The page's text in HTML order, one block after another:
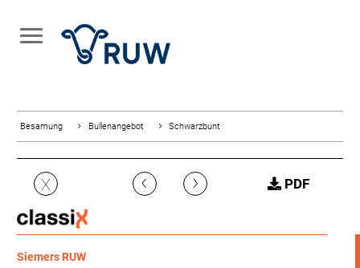
Besamung Bullenangebot Schwarzbunt
X ‹ › PDF
Siemers RUW